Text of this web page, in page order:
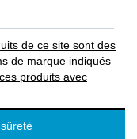
de ce site sont des
de marque indiqués
produits avec